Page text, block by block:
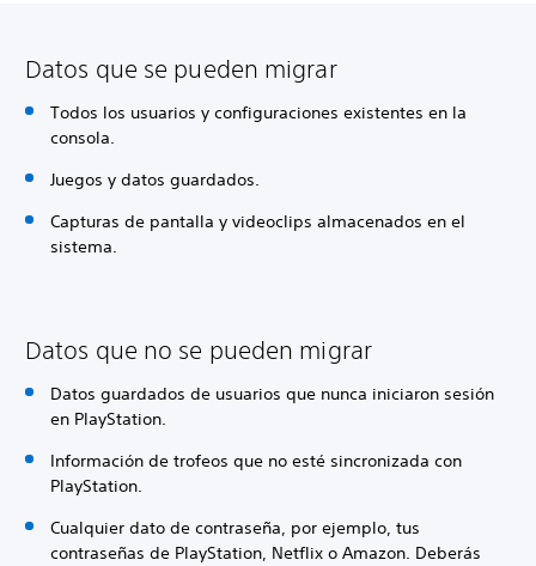
Datos que se pueden migrar
Todos los usuarios y configuraciones existentes en la
consola.
Juegos y datos guardados.
Capturas de pantalla y videoclips almacenados en el
sistema.
Datos que no se pueden migrar
Datos guardados de usuarios que nunca iniciaron sesión
en PlayStation.
Información de trofeos que no esté sincronizada con
PlayStation.
Cualquier dato de contraseña, por ejemplo, tus
contraseñas de PlayStation, Netflix o Amazon. Deberás